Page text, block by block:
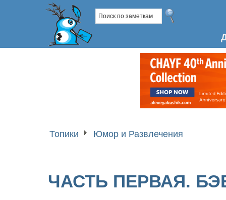
Топики Юмор и Развлечения
ЧАСТЬ ПЕРВАЯ.